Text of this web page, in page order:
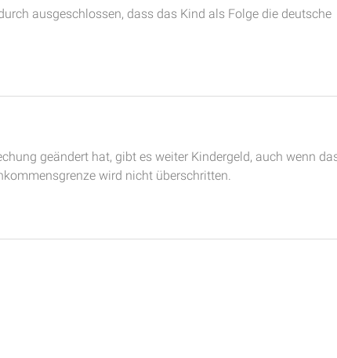
ausgeschlossen, dass das Kind als Folge die deutsche
geändert hat, gibt es weiter Kindergeld, auch wenn
wird nicht überschritten.